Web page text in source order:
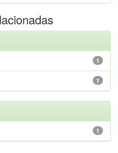
1
1
1